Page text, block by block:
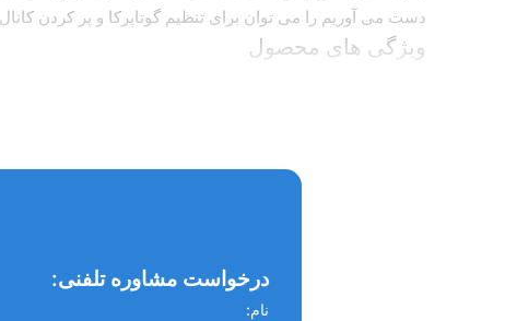
دست می آوریم را می توان برای تنظیم گوتاپرکا و پر کردن
ویژگی های محصول
مناسب برای خشک کردن و جذب مواد مایع موجود در
دارای استاندارد های ISOدرخواست مشاوره تلفنی:
نام: